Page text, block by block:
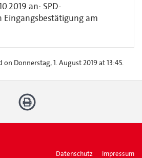
an: SPD-
Eingangsbestätigung am
Donnerstag, 1. August 2019 at 13:45.
Datenschutz Impressum